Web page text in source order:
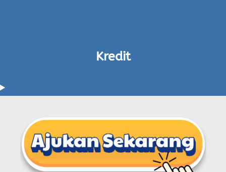
Kredit